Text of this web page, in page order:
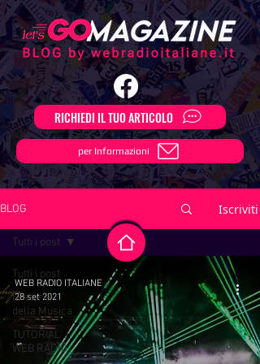
RICHIEDI IL TUO ARTICOLO
per Informazioni
BLOG Iscriviti
Tutti i post
la storia
della Musica
TUTORIAL
WEB RADIO
Tutti i post
WEB RADIO ITALIANE
28 set 2021